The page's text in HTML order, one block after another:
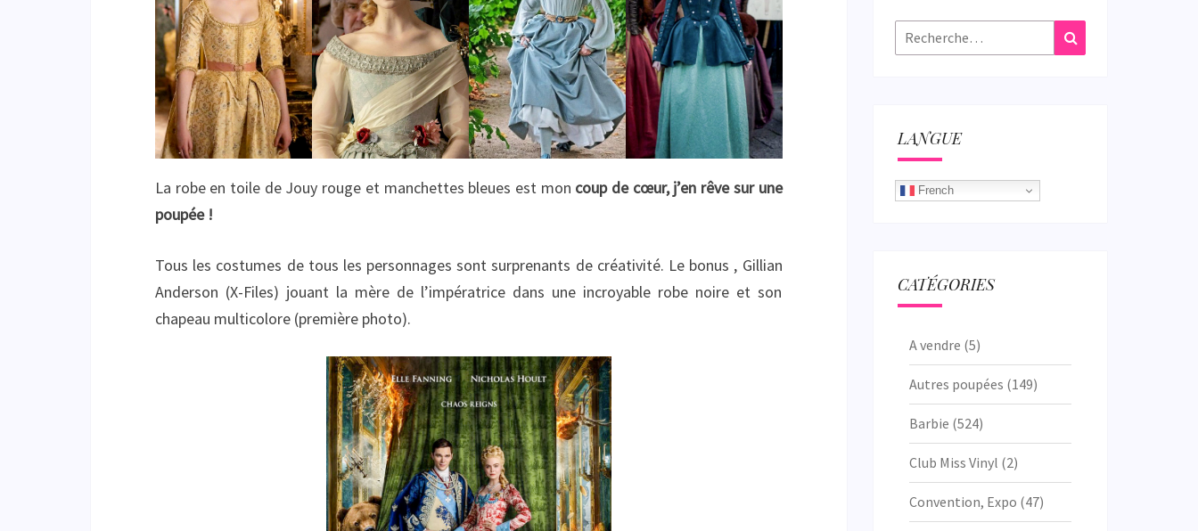
La robe en toile de Jouy rouge et manchettes bleues est mon coup de cœur, j’en rêve sur une
poupée !
Tous les costumes de tous les personnages sont surprenants de créativité. Le bonus , Gillian
Anderson (X-Files) jouant la mère de l’impératrice dans une incroyable robe noire et son
chapeau multicolore (première photo).
Rechercher :
LANGUE
French
CATÉGORIES
A vendre (5)
Autres poupées (149)
Barbie (524)
Club Miss Vinyl (2)
Convention, Expo (47)